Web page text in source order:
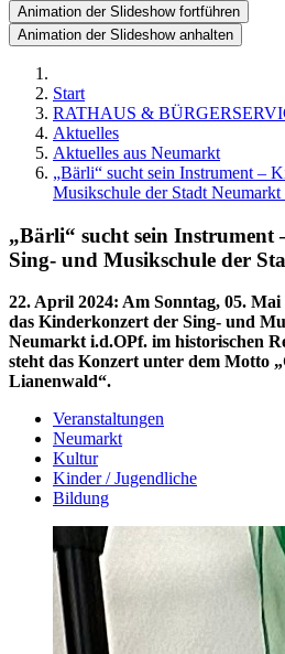
Animation der Slideshow fortführen
Animation der Slideshow anhalten
Start
RATHAUS &
Aktuelles
Aktuelles aus Neumarkt
„Bärli“ sucht sein Instrument –
Musikschule der Stadt Neumarkt
„Bärli“ sucht sein
Sing- und Musikschule der
22. April 2024: Am Sonntag, 05.
das Kinderkonzert der Sing- und
Neumarkt i.d.OPf. im historischen
steht das Konzert unter dem Motto
Lianenwald“.
Veranstaltungen
Neumarkt
Kultur
Kinder / Jugendliche
Bildung